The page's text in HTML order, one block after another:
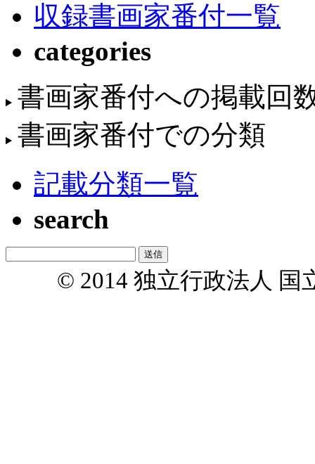
収録書画家番付一覧
categories
書画家番付への掲載回
書画家番付での分類
記載分類一覧
search
© 2014 独立行政法人 国